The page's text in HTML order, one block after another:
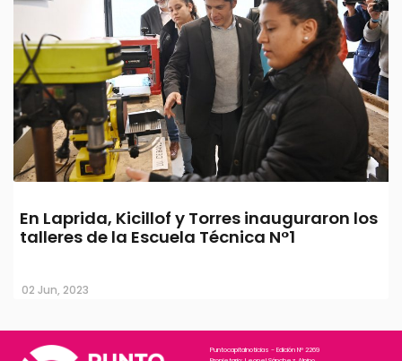
En Laprida, Kicillof y Torres inauguraron los
talleres de la Escuela Técnica N°1
02 Jun, 2023
Puntocapitalnoticias - Edición N° 2269